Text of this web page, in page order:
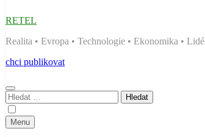
RETEL
Realita • Evropa • Technologie • Ekonomika • Lidé
chci publikovat
Vyhledávání
Menu